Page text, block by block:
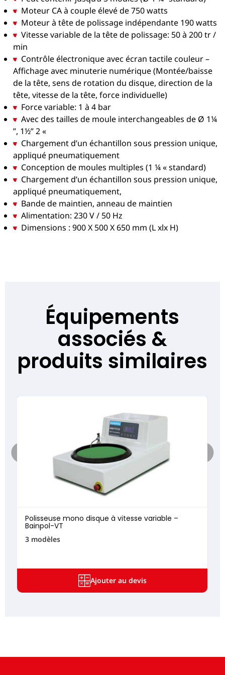
Moteur CA à couple élevé de 750 watts
Moteur à tête de polissage indépendante 190 watts
Vitesse variable de la tête de polissage: 50 à 200 tr /
min
Contrôle électronique avec écran tactile couleur –
Affichage avec minuterie numérique (Montée/baisse
de la tête, sens de rotation du disque, direction de la
tête, vitesse de la tête, force individuelle)
Force variable: 1 à 4 bar
Avec des tailles de moule interchangeables de Ø 1¼
”, 1½” 2 «
Chargement d’un échantillon sous pression unique,
appliqué pneumatiquement
Conception de moules multiples (1 ¼ « standard)
Chargement d’un échantillon sous pression unique,
appliqué pneumatiquement,
Bande de maintien, anneau de maintien
Alimentation: 230 V / 50 Hz
Dimensions : 900 X 500 X 650 mm (L xlx H)
Équipements
associés &
produits similaires
Polisseuse mono disque à vitesse variable –
Bainpol-VT
3 modèles
Ajouter au devis